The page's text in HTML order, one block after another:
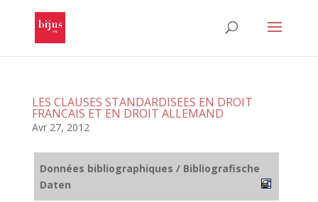
LES CLAUSES STANDARDISEES EN DROIT
FRANCAIS ET EN DROIT ALLEMAND
Avr 27, 2012
Données bibliographiques / Bibliografische
Daten